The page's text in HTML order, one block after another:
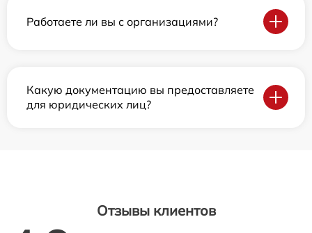
Работаете ли вы с организациями?
Какую документацию вы предоставляете
для юридических лиц?
Отзывы клиентов